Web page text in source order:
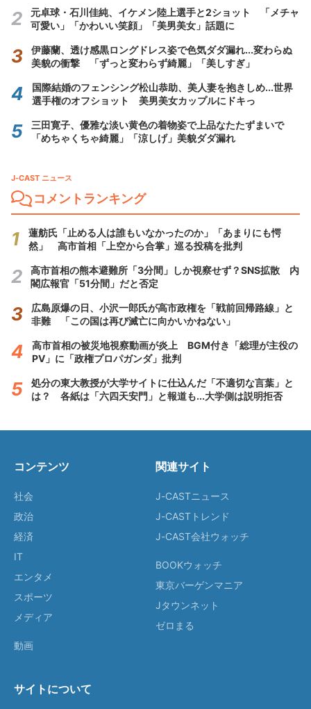
元卓球・石川佳純、イケメン陸上選手と2ショット 「メチャ
可愛い」「かわいい笑顔」「美男美女」話題に
伊藤蘭、透け感黒ロングドレス姿で色気ダダ漏れ...変わらぬ
美貌の衝撃 「ずっと変わらず綺麗」「美しすぎ」
国際結婚のフェンシング松山恭助、美人妻を抱きしめ...世界
選手権のオフショット 美男美女カップルにドキっ
三田寛子、優雅な淡い黄色の着物姿で上品なたたずまいで
「めちゃくちゃ綺麗」「涼しげ」美貌ダダ漏れ
J-CAST ニュース
コメントランキング
蓮舫氏「止める人は誰もいなかったのか」「あまりにも愕
然」 高市首相「上空から合掌」巡る投稿を批判
高市首相の熊本避難所「3分間」しか視察せず？SNS拡散 内
閣広報官「51分間」だと否定
広島原爆の日、小沢一郎氏が高市政権を「戦前回帰路線」と
非難 「この国は再び滅亡に向かいかねない」
高市首相の被災地視察動画が炎上 BGM付き「総理が主役の
PV」に「政権プロパガンダ」批判
処分の東大教授が大学サイトに仕込んだ「不適切な言葉」と
は？ 各紙は「六四天安門」と報道も...大学側は説明拒否
コンテンツ
社会
政治
経済
IT
エンタメ
スポーツ
メディア
動画
関連サイト
J-CASTニュース
J-CASTトレンド
J-CAST会社ウォッチ
BOOKウォッチ
東京バーゲンマニア
Jタウンネット
ゼロまる
サイトについて